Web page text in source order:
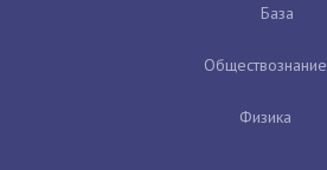
База
Обществознание
Физика